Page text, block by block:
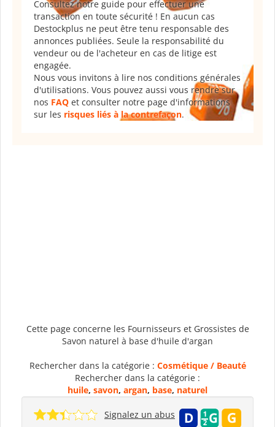
Consultez notre guide pour effectuer une
transaction en toute sécurité ! En aucun cas
Destockplus ne peut être tenu responsable des
annonces publiées. Seule la responsabilité du
vendeur ou de l'acheteur en cas de litige est
engagée.
Nous vous invitons à lire nos conditions générales
d'utilisations. Vous pouvez aussi vous rendre sur
nos FAQ et consulter notre page d'informations
sur les risques liés à la contrefaçon.
Cette page concerne les Fournisseurs et Grossistes de
Savon naturel à base d'huile d'argan
Rechercher dans la catégorie : Cosmétique / Beauté
Rechercher dans la catégorie :
huile, savon, argan, base, naturel
Signalez un abus